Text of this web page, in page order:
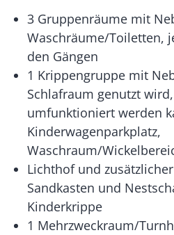
3 Gruppenräume mit
Waschräume/Toiletten,
den Gängen
1 Krippengruppe mit
Schlafraum genutzt
umfunktioniert werden
Kinderwagenparkplatz,
Waschraum/
Lichthof und
Sandkasten und
Kinderkrippe
1 Mehrzweckraum/